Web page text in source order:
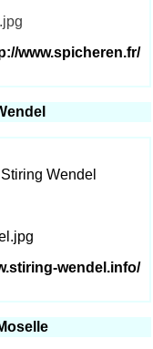
www.spicheren.fr/
Wendel
wendel.info/